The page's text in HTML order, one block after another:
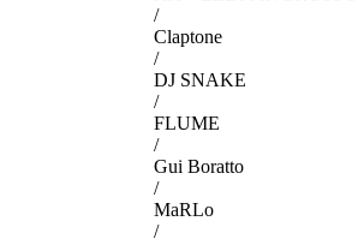
/
Claptone
/
DJ SNAKE
/
FLUME
/
Gui Boratto
/
MaRLo
/